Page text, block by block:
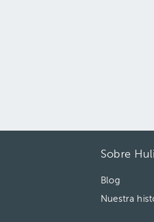
Sobre
Blog
Nuestra